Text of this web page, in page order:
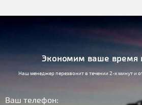
Экономим ваше время
Наш менеджер перезвонит в течении 2-х минут и
Ваш телефон: